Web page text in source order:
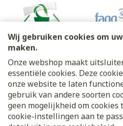
Wij gebruiken cookies om
maken.
Onze webshop maakt
essentiële cookies. Deze
onze website te laten
gebruik van andere soorten
geen mogelijkheid om cookies
cookie-instellingen aan te
Juridische links